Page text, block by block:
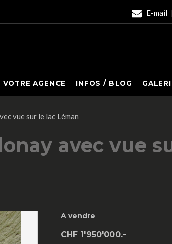
E-mail |
VOTRE AGENCE INFOS / BLOG
vue sur le lac Léman
avec vue
A vendre
CHF 1'950'000.-